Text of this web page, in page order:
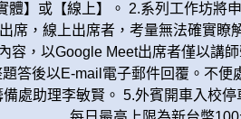
體】或【線上】。 2.系列工作坊將
席，線上出席者，考量無法確實
容，以Google Meet出席者僅以講
答後以E-mail電子郵件回覆。不
處助理李敏賢。 5.外賓開車入校